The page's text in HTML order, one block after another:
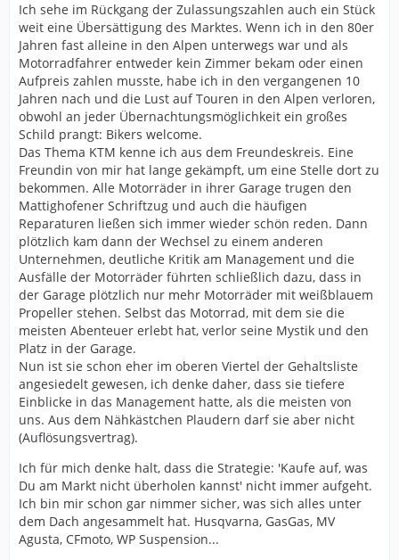
Ich sehe im Rückgang der Zulassungszahlen auch ein Stück
weit eine Übersättigung des Marktes. Wenn ich in den 80er
Jahren fast alleine in den Alpen unterwegs war und als
Motorradfahrer entweder kein Zimmer bekam oder einen
Aufpreis zahlen musste, habe ich in den vergangenen 10
Jahren nach und die Lust auf Touren in den Alpen verloren,
obwohl an jeder Übernachtungsmöglichkeit ein großes
Schild prangt: Bikers welcome.
Das Thema KTM kenne ich aus dem Freundeskreis. Eine
Freundin von mir hat lange gekämpft, um eine Stelle dort zu
bekommen. Alle Motorräder in ihrer Garage trugen den
Mattighofener Schriftzug und auch die häufigen
Reparaturen ließen sich immer wieder schön reden. Dann
plötzlich kam dann der Wechsel zu einem anderen
Unternehmen, deutliche Kritik am Management und die
Ausfälle der Motorräder führten schließlich dazu, dass in
der Garage plötzlich nur mehr Motorräder mit weißblauem
Propeller stehen. Selbst das Motorrad, mit dem sie die
meisten Abenteuer erlebt hat, verlor seine Mystik und den
Platz in der Garage.
Nun ist sie schon eher im oberen Viertel der Gehaltsliste
angesiedelt gewesen, ich denke daher, dass sie tiefere
Einblicke in das Management hatte, als die meisten von
uns. Aus dem Nähkästchen Plaudern darf sie aber nicht
(Auflösungsvertrag).
Ich für mich denke halt, dass die Strategie: 'Kaufe auf, was
Du am Markt nicht überholen kannst' nicht immer aufgeht.
Ich bin mir schon gar nimmer sicher, was sich alles unter
dem Dach angesammelt hat. Husqvarna, GasGas, MV
Agusta, CFmoto, WP Suspension...